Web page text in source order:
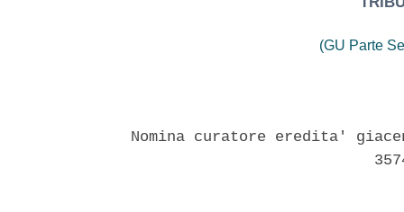
(GU Parte
Nomina curatore eredita'